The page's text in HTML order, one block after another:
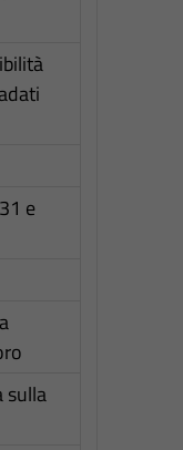
e
sulla